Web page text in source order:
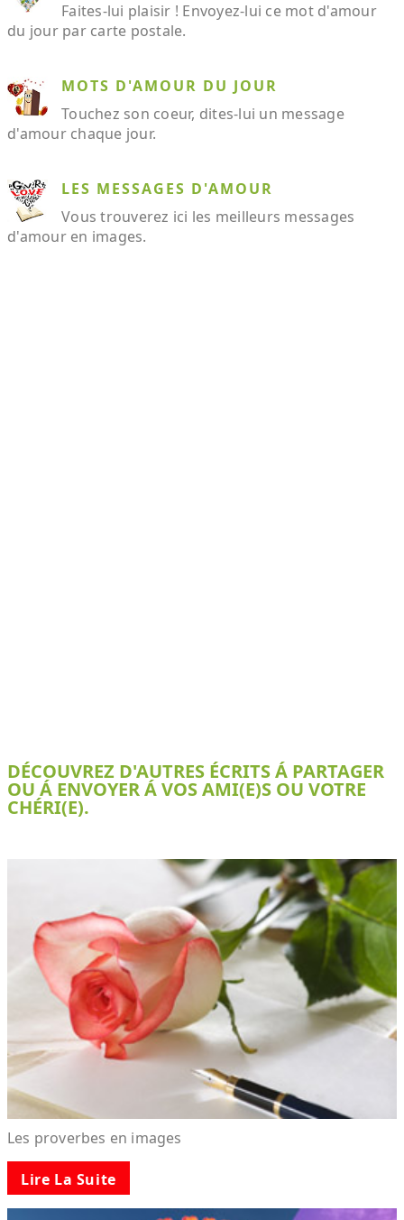
Faites-lui plaisir ! Envoyez-lui ce mot d'amour
du jour par carte postale.
MOTS D'AMOUR DU JOUR
Touchez son coeur, dites-lui un message
d'amour chaque jour.
LES MESSAGES D'AMOUR
Vous trouverez ici les meilleurs messages
d'amour en images.
DÉCOUVREZ D'AUTRES ÉCRITS Á PARTAGER
OU Á ENVOYER Á VOS AMI(E)S OU VOTRE
CHÉRI(E).
Les proverbes en images
Lire La Suite